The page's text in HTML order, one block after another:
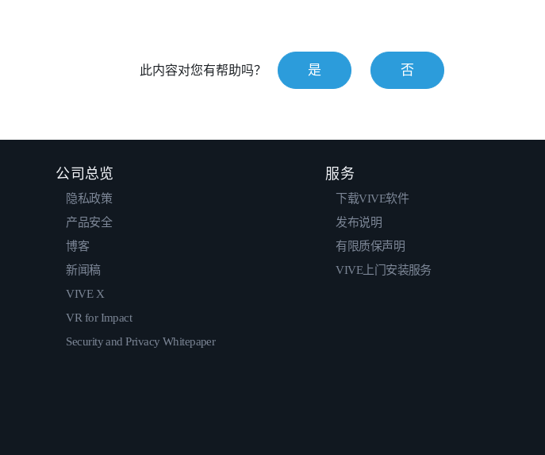
此内容对您有帮助吗？ 是 否
公司总览
隐私政策
产品安全
博客
新闻稿
VIVE X
VR for Impact
Security and Privacy Whitepaper
服务
下载VIVE软件
发布说明
有限质保声明
VIVE上门安装服务